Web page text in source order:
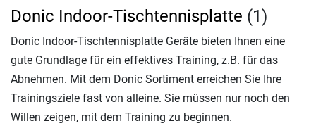
Donic Indoor-Tischtennisplatte (1)
Donic Indoor-Tischtennisplatte Geräte bieten Ihnen eine
gute Grundlage für ein effektives Training, z.B. für das
Abnehmen. Mit dem Donic Sortiment erreichen Sie Ihre
Trainingsziele fast von alleine. Sie müssen nur noch den
Willen zeigen, mit dem Training zu beginnen.